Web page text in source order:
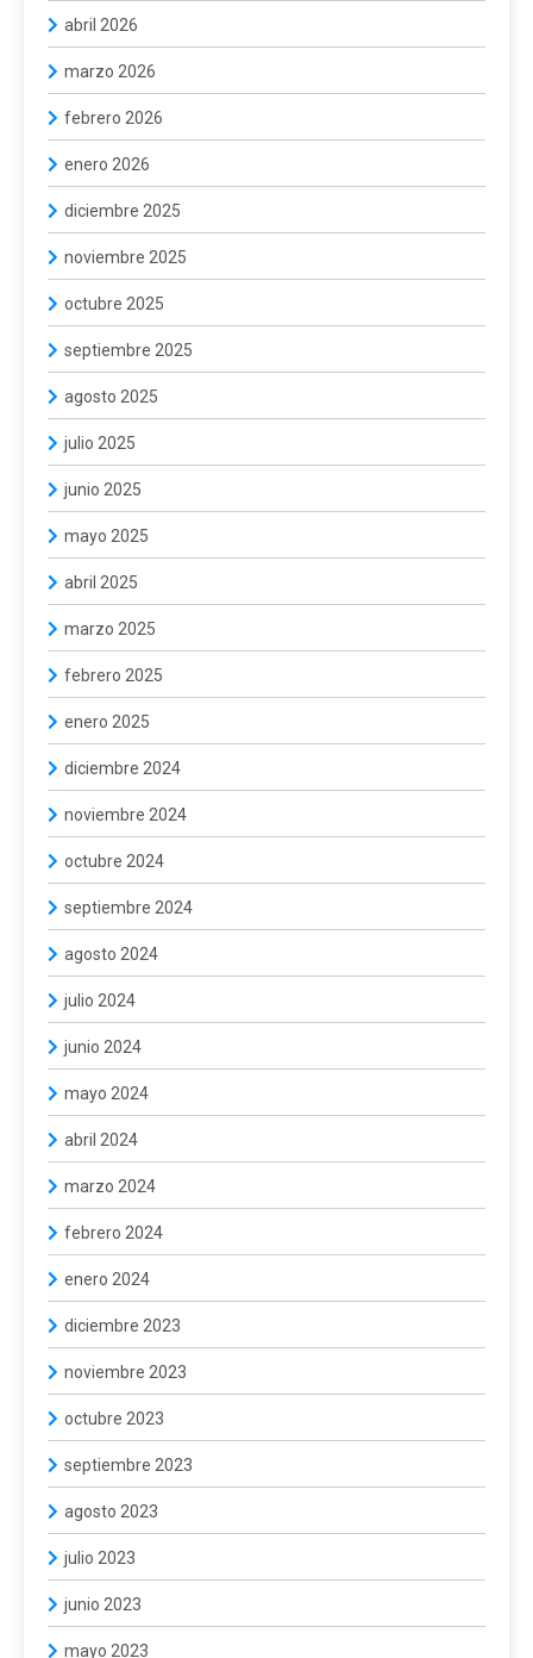
abril 2026
marzo 2026
febrero 2026
enero 2026
diciembre 2025
noviembre 2025
octubre 2025
septiembre 2025
agosto 2025
julio 2025
junio 2025
mayo 2025
abril 2025
marzo 2025
febrero 2025
enero 2025
diciembre 2024
noviembre 2024
octubre 2024
septiembre 2024
agosto 2024
julio 2024
junio 2024
mayo 2024
abril 2024
marzo 2024
febrero 2024
enero 2024
diciembre 2023
noviembre 2023
octubre 2023
septiembre 2023
agosto 2023
julio 2023
junio 2023
mayo 2023